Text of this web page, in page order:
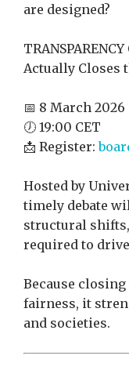
are designed?
Actually Closes
📅 8 March 2026
🕖 19:00 CET
📩 Register:
Hosted by
timely debate
structural
required to
Because closing
fairness, it
and societies.